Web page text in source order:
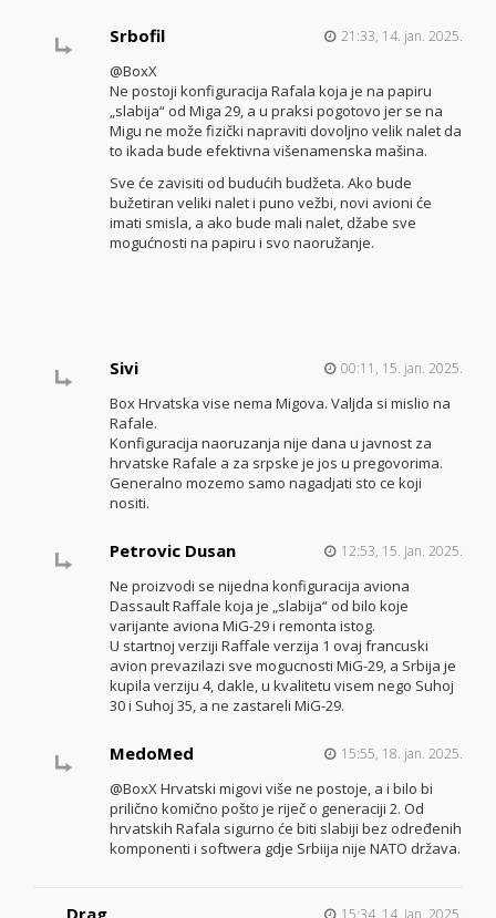
Srbofil 21:33, 14. jan. 2025.
@BoxX
Ne postoji konfiguracija Rafala koja je na papiru
„slabija“ od Miga 29, a u praksi pogotovo jer se na
Migu ne može fizički napraviti dovoljno velik nalet da
to ikada bude efektivna višenamenska mašina.
Sve će zavisiti od budućih budžeta. Ako bude
bužetiran veliki nalet i puno vežbi, novi avioni će
imati smisla, a ako bude mali nalet, džabe sve
mogućnosti na papiru i svo naoružanje.
Sivi 00:11, 15. jan. 2025.
Box Hrvatska vise nema Migova. Valjda si mislio na
Rafale.
Konfiguracija naoruzanja nije dana u javnost za
hrvatske Rafale a za srpske je jos u pregovorima.
Generalno mozemo samo nagadjati sto ce koji
nositi.
Petrovic Dusan 12:53, 15. jan. 2025.
Ne proizvodi se nijedna konfiguracija aviona
Dassault Raffale koja je „slabija“ od bilo koje
varijante aviona MiG-29 i remonta istog.
U startnoj verziji Raffale verzija 1 ovaj francuski
avion prevazilazi sve mogucnosti MiG-29, a Srbija je
kupila verziju 4, dakle, u kvalitetu visem nego Suhoj
30 i Suhoj 35, a ne zastareli MiG-29.
MedoMed 15:55, 18. jan. 2025.
@BoxX Hrvatski migovi više ne postoje, a i bilo bi
prilično komično pošto je riječ o generaciji 2. Od
hrvatskih Rafala sigurno će biti slabiji bez određenih
komponenti i softwera gdje Srbiija nije NATO država.